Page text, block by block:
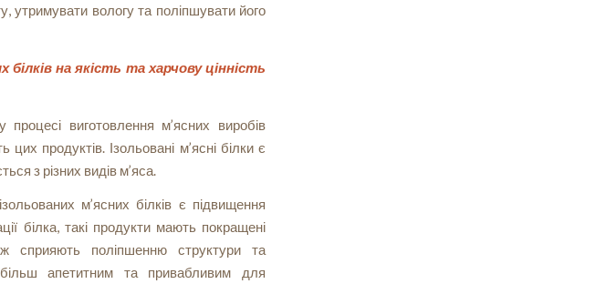
утримувати вологу та поліпшувати його
на якість та харчову цінність
процесі виготовлення м’ясних виробів
продуктів. Ізольовані м’ясні білки є
з різних видів м’яса.
м’ясних білків є підвищення
білка, такі продукти мають покращені
сприяють поліпшенню структури та
апетитним та привабливим для